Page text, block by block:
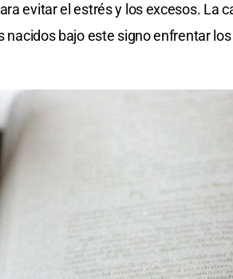
evitar el estrés y los excesos. La
nacidos bajo este signo enfrentar